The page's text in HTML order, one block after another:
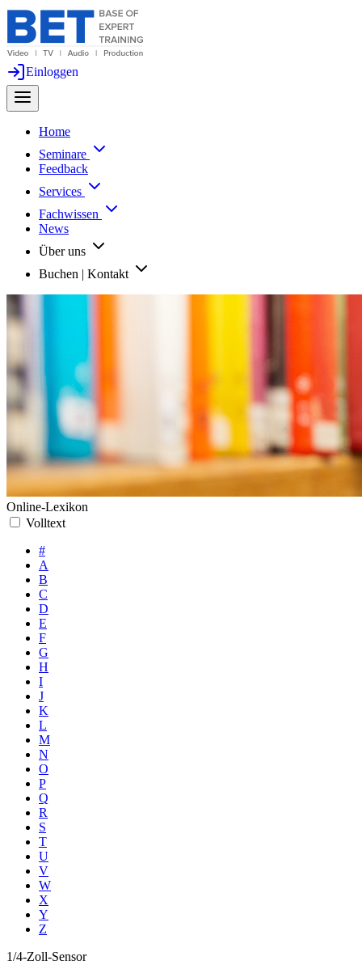
Einloggen
Home
Seminare
Feedback
Services
Fachwissen
News
Über uns
Buchen | Kontakt
Online-Lexikon
Volltext
#
A
B
C
D
E
F
G
H
I
J
K
L
M
N
O
P
Q
R
S
T
U
V
W
X
Y
Z
1/4-Zoll-Sensor